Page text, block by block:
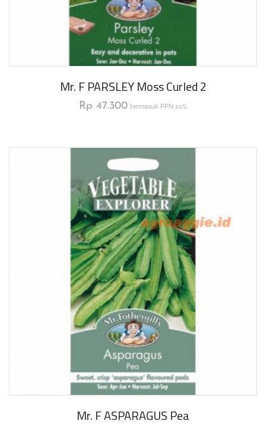
Mr. F PARSLEY Moss Curled 2
Rp 47.300 termasuk PPN 10%
Mr. F ASPARAGUS Pea